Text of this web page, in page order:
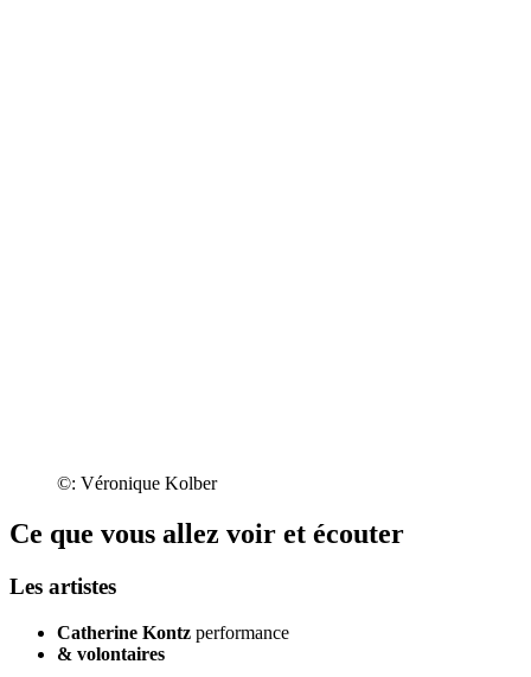
©: Véronique Kolber
Ce que vous allez voir et écouter
Les artistes
Catherine Kontz performance
& volontaires